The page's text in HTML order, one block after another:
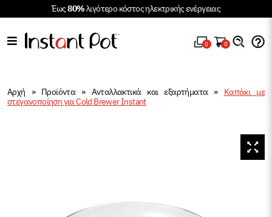
Έως80%λιγότερο κόστος ηλεκτρικής ενέργειας
0 0
Αρχή » Προϊόντα» Ανταλλακτικά και εξαρτήματα» Καπάκι με
στεγανοποίηση για Cold Brewer Instant